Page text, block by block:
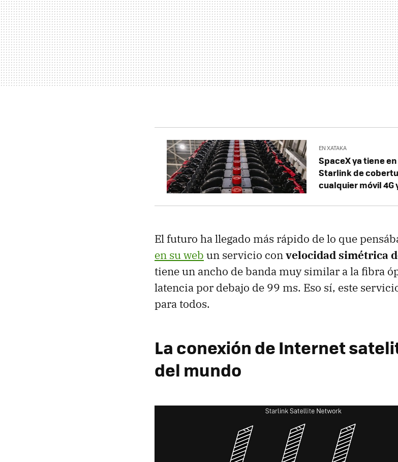
EN XATAKA
SpaceX ya tiene
Starlink de
cualquier móvil 4G
El futuro ha llegado más rápido de lo que
en su web un servicio convelocidad simétrica
tiene un ancho de banda muy similar a la fibra
latencia por debajo de 99 ms. Eso sí, este
para todos.
La conexión de Internet
del mundo